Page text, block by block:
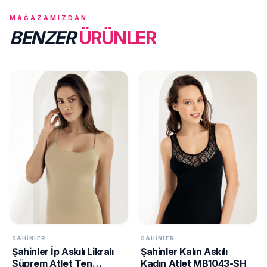
MAĞAZAMIZDAN
BENZERÜRÜNLER
SAHINLER
Şahinler İp Askılı Likralı
Süprem Atlet Ten
SAHINLER
Şahinler Kalın Askılı
Kadın Atlet MB1043-SH